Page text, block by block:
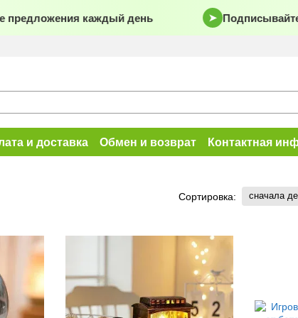
каждый день
и доставка Обмен и возврат Контактная
Сортировка: сначала